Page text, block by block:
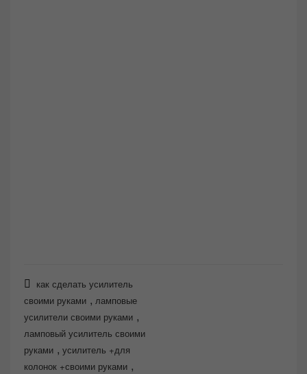
как сделать усилитель
своими руками , ламповые
усилители своими руками ,
ламповый усилитель своими
руками , усилитель +для
колонок +своими руками ,